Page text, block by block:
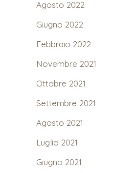
Agosto 2022
Giugno 2022
Febbraio 2022
Novembre 2021
Ottobre 2021
Settembre 2021
Agosto 2021
Luglio 2021
Giugno 2021